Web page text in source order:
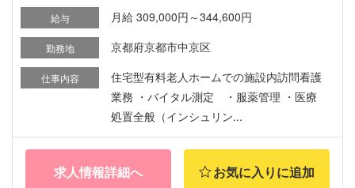
給与 月給 309,000円～344,600円
勤務地 京都府京都市中京区
仕事内容
住宅型有料老人ホームでの施設内訪問看護
業務 ・バイタル測定 ・服薬管理 ・医療
処置全般（インシュリン...
求人情報詳細へ お気に入りに追加